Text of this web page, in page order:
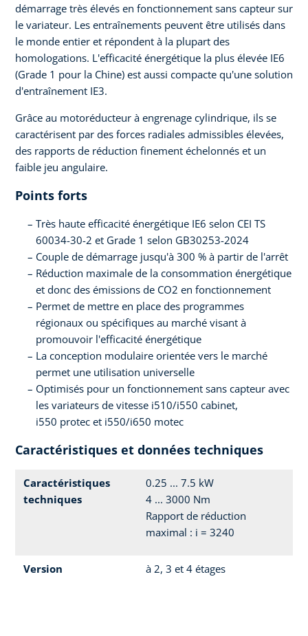
démarrage très élevés en fonctionnement sans capteur sur
le variateur. Les entraînements peuvent être utilisés dans
le monde entier et répondent à la plupart des
homologations. L'efficacité énergétique la plus élevée IE6
(Grade 1 pour la Chine) est aussi compacte qu'une solution
d'entraînement IE3.
Grâce au motoréducteur à engrenage cylindrique, ils se
caractérisent par des forces radiales admissibles élevées,
des rapports de réduction finement échelonnés et un
faible jeu angulaire.
Points forts
Très haute efficacité énergétique IE6 selon CEI TS
60034-30-2 et Grade 1 selon GB30253-2024
Couple de démarrage jusqu'à 300 % à partir de l'arrêt
Réduction maximale de la consommation énergétique
et donc des émissions de CO2 en fonctionnement
Permet de mettre en place des programmes
régionaux ou spécifiques au marché visant à
promouvoir l'efficacité énergétique
La conception modulaire orientée vers le marché
permet une utilisation universelle
Optimisés pour un fonctionnement sans capteur avec
les variateurs de vitesse i510/i550 cabinet,
i550 protec et i550/i650 motec
Caractéristiques et données techniques
Caractéristiques
techniques
0.25 ... 7.5 kW
4 ... 3000 Nm
Rapport de réduction
maximal : i = 3240
Version à 2, 3 et 4 étages